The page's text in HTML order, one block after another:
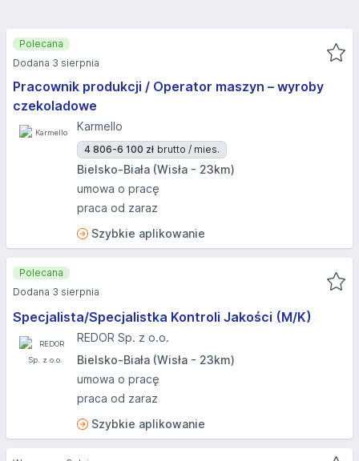
Pracownik produkcji / Operator maszyn – wyroby
czekoladowe
Karmello
4 806-6 100 zł brutto / mies.
Bielsko-Biała (Wisła - 23km)
umowa o pracę
praca od zaraz
Szybkie aplikowanie
Polecana
Dodana 3 sierpnia
Specjalista/Specjalistka Kontroli Jakości (M/K)
REDOR Sp. z o.o.
Bielsko-Biała (Wisła - 23km)
umowa o pracę
praca od zaraz
Szybkie aplikowanie
Polecana
Dodana 3 sierpnia